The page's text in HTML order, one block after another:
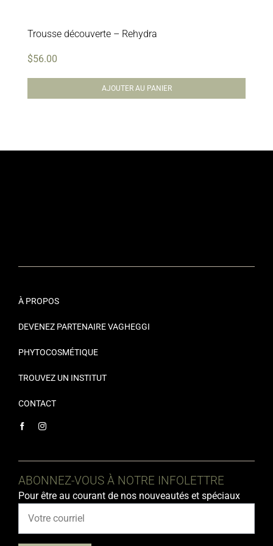
Trousse découverte – Rehydra
$56.00
AJOUTER AU PANIER
À PROPOS
DEVENEZ PARTENAIRE VAGHEGGI
PHYTOCOSMÉTIQUE
TROUVEZ UN INSTITUT
CONTACT
ABONNEZ-VOUS À NOTRE INFOLETTRE
Pour être au courant de nos nouveautés et spéciaux